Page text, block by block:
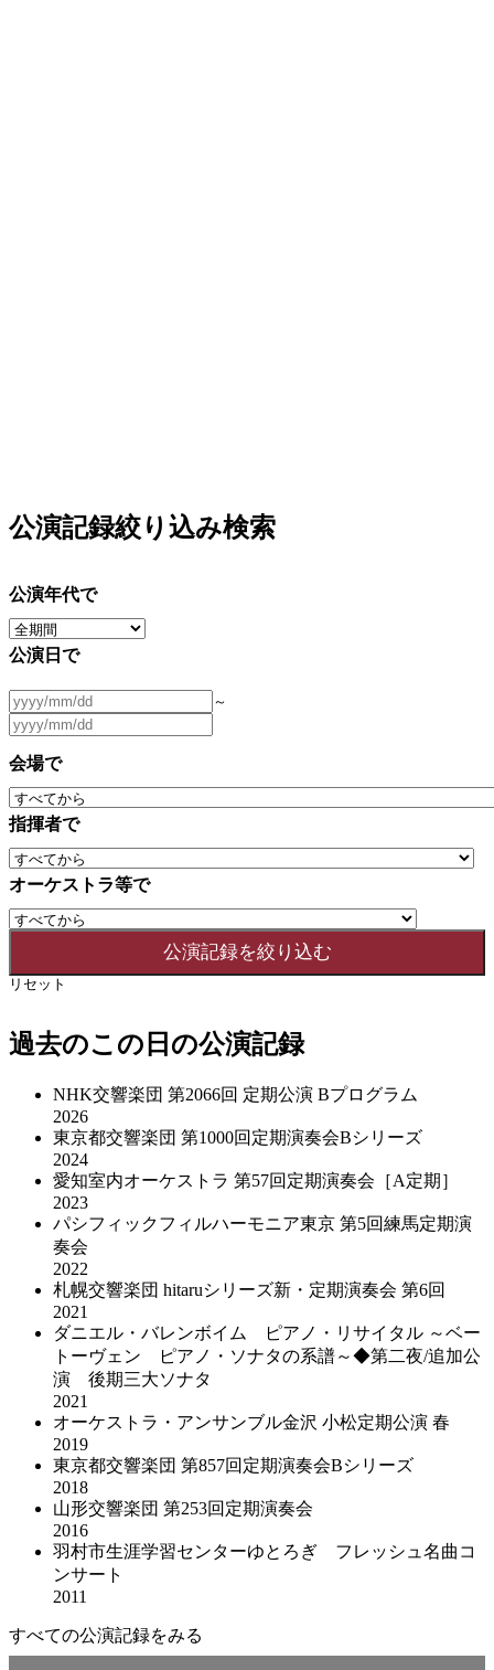
公演記録絞り込み検索
公演年代で
公演日で
～
会場で
指揮者で
オーケストラ等で
リセット
過去のこの日の公演記録
NHK交響楽団 第2066回 定期公演 Bプログラム
2026
東京都交響楽団 第1000回定期演奏会Bシリーズ
2024
愛知室内オーケストラ 第57回定期演奏会［A定期］
2023
パシフィックフィルハーモニア東京 第5回練馬定期演
奏会
2022
札幌交響楽団 hitaruシリーズ新・定期演奏会 第6回
2021
ダニエル・バレンボイム ピアノ・リサイタル ～ベー
トーヴェン ピアノ・ソナタの系譜～◆第二夜/追加公
演 後期三大ソナタ
2021
オーケストラ・アンサンブル金沢 小松定期公演 春
2019
東京都交響楽団 第857回定期演奏会Bシリーズ
2018
山形交響楽団 第253回定期演奏会
2016
羽村市生涯学習センターゆとろぎ フレッシュ名曲コ
ンサート
2011
すべての公演記録をみる